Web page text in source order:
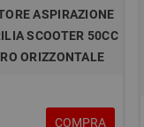
ASPIRAZIONE
SCOOTER 50CC
ORIZZONTALE
COMPRA